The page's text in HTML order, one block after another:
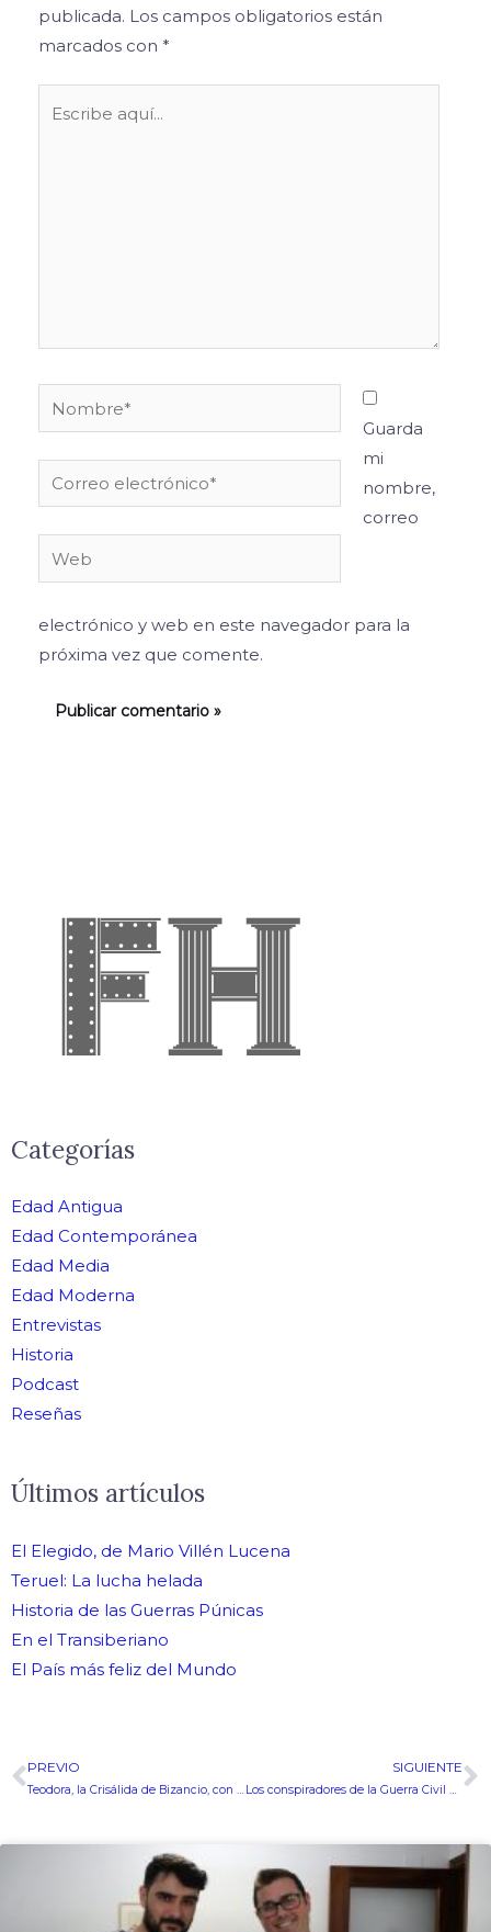
publicada. Los campos obligatorios están
marcados con *
Nombre*
Correo
electrónico*
Web
Guarda
mi
nombre,
correo
electrónico y web en este navegador para la
próxima vez que comente.
Categorías
Edad Antigua
Edad Contemporánea
Edad Media
Edad Moderna
Entrevistas
Historia
Podcast
Reseñas
Últimos artículos
El Elegido, de Mario Villén Lucena
Teruel: La lucha helada
Historia de las Guerras Púnicas
En el Transiberiano
El País más feliz del Mundo
Ant
PREVIO
Teodora, la Crisálida de Bizancio, con José Maeso
SIGUIENTE
Los conspiradores de la Guerra Civil española